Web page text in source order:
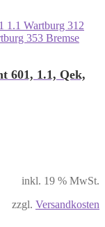
601, 1.1, Qek,
inkl. 19 % MwSt.
zzgl. Versandkosten